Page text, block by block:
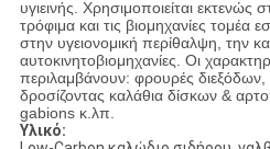
υγιεινής. Χρησιμοποιείται εκτενώς
τρόφιμα και τις βιομηχανίες τομέα
στην υγειονομική περίθαλψη, την
αυτοκινητοβιομηχανίες. Οι
περιλαμβάνουν: φρουρές διεξόδων,
δροσίζοντας καλάθια δίσκων &
gabions κ.λπ.
Υλικό: